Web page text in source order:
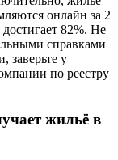
онлайн за 2
82%. Не
справками
заверьте у
по реестру
жильё в